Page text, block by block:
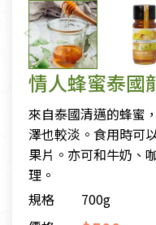
情人蜂蜜泰國
來自泰國清邁的蜂蜜
澤也較淡。食用時可
果片。亦可和牛奶、
理。
規格
700g